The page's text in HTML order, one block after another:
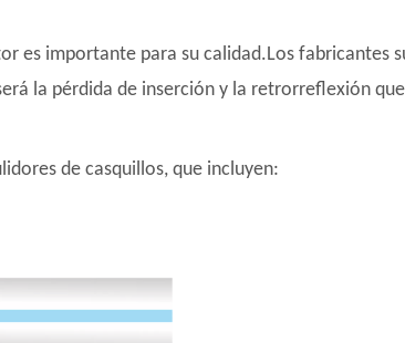
es importante para su calidad.Los
la pérdida de inserción y la retrorreflexión
de casquillos, que incluyen: